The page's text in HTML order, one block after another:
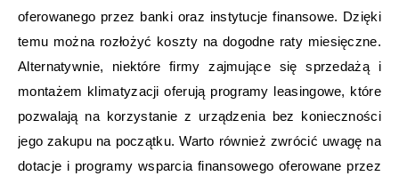
oferowanego przez banki oraz instytucje finansowe. Dzięki
temu można rozłożyć koszty na dogodne raty miesięczne.
Alternatywnie, niektóre firmy zajmujące się sprzedażą i
montażem klimatyzacji oferują programy leasingowe, które
pozwalają na korzystanie z urządzenia bez konieczności
jego zakupu na początku. Warto również zwrócić uwagę na
dotacje i programy wsparcia finansowego oferowane przez